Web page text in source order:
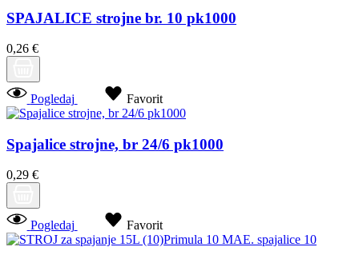
SPAJALICE strojne br. 10 pk1000
0,26 €
Pogledaj Favorit
Spajalice strojne, br 24/6 pk1000
0,29 €
Pogledaj Favorit